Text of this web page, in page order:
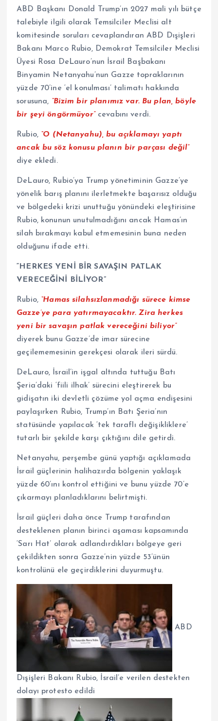
ABD Başkanı Donald Trump’ın 2027 mali yılı bütçe
talebiyle ilgili olarak Temsilciler Meclisi alt
komitesinde soruları cevaplandıran ABD Dışişleri
Bakanı Marco Rubio, Demokrat Temsilciler Meclisi
Üyesi Rosa DeLauro’nun İsrail Başbakanı
Binyamin Netanyahu’nun Gazze topraklarının
yüzde 70’ine ‘el konulması’ talimatı hakkında
sorusuna, “Bizim bir planımız var. Bu plan, böyle
bir şeyi öngörmüyor”cevabını verdi.
Rubio, “O (Netanyahu), bu açıklamayı yaptı
ancak bu söz konusu planın bir parçası değil”
diye ekledi.
DeLauro, Rubio’ya Trump yönetiminin Gazze’ye
yönelik barış planını ilerletmekte başarısız olduğu
ve bölgedeki krizi unuttuğu yönündeki eleştirisine
Rubio, konunun unutulmadığını ancak Hamas’ın
silah bırakmayı kabul etmemesinin buna neden
olduğunu ifade etti.
“HERKES YENİ BİR SAVAŞIN PATLAK
VERECEĞİNİ BİLİYOR”
Rubio, “Hamas silahsızlanmadığı sürece kimse
Gazze’ye para yatırmayacaktır. Zira herkes
yeni bir savaşın patlak vereceğini biliyor”
diyerek bunu Gazze’de imar sürecine
geçilememesinin gerekçesi olarak ileri sürdü.
DeLauro, İsrail’in işgal altında tuttuğu Batı
Şeria’daki ‘fiili ilhak’ sürecini eleştirerek bu
gidişatın iki devletli çözüme yol açma endişesini
paylaşırken Rubio, Trump’ın Batı Şeria’nın
statüsünde yapılacak ‘tek taraflı değişikliklere’
tutarlı bir şekilde karşı çıktığını dile getirdi.
Netanyahu, perşembe günü yaptığı açıklamada
İsrail güçlerinin halihazırda bölgenin yaklaşık
yüzde 60’ını kontrol ettiğini ve bunu yüzde 70’e
çıkarmayı planladıklarını belirtmişti.
İsrail güçleri daha önce Trump tarafından
desteklenen planın birinci aşaması kapsamında
‘Sarı Hat’ olarak adlandırdıkları bölgeye geri
çekildikten sonra Gazze’nin yüzde 53’ünün
kontrolünü ele geçirdiklerini duyurmuştu.
ABD
Dışişleri Bakanı Rubio, İsrail’e verilen destekten
dolayı protesto edildi